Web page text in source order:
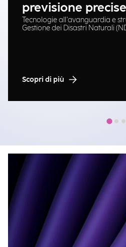
previsione
gestione delle
Tecnologie all'avanguardia e
Gestione dei Disastri Naturali
Scopri di più